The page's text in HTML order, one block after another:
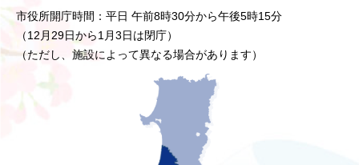
市役所開庁時間：平日 午前8時30分から午後5時15分
（12月29日から1月3日は閉庁）
（ただし、施設によって異なる場合があります）